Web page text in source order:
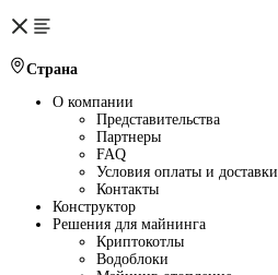
Страна
О компании
Представительства
Партнеры
FAQ
Условия оплаты и доставки
Контакты
Конструктор
Решения для майнинга
Криптокотлы
Водоблоки